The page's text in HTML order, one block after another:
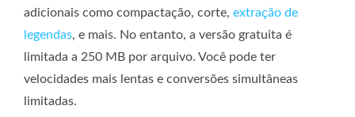
adicionais como compactação, corte, extração de
legendas, e mais. No entanto, a versão gratuita é
limitada a 250 MB por arquivo. Você pode ter
velocidades mais lentas e conversões simultâneas
limitadas.